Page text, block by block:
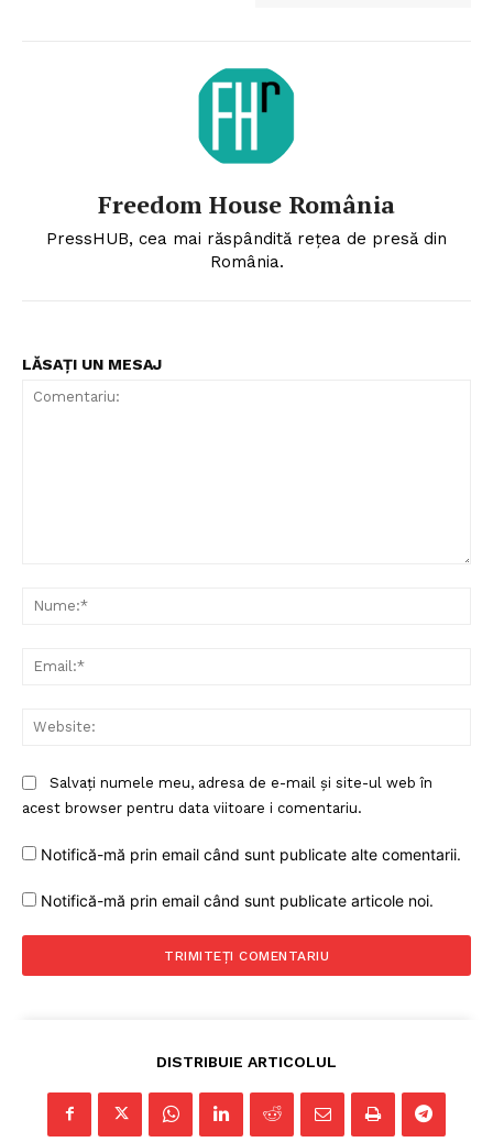
Freedom House România
PressHUB, cea mai răspândită rețea de presă din
România.
LĂSAȚI UN MESAJ
Salvați numele meu, adresa de e-mail și site-ul web în
acest browser pentru data viitoare i comentariu.
Notifică-mă prin email când sunt publicate alte comentarii.
Notifică-mă prin email când sunt publicate articole noi.
DISTRIBUIE ARTICOLUL